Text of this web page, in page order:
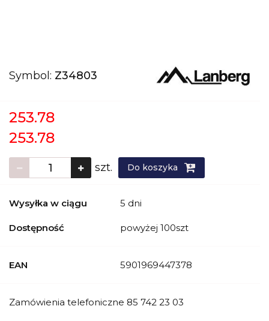
Symbol: Z34803
253.78
253.78
szt. Do koszyka
Wysyłka w ciągu 5 dni
Dostępność powyżej 100szt
EAN 5901969447378
Zamówienia telefoniczne 85 742 23 03